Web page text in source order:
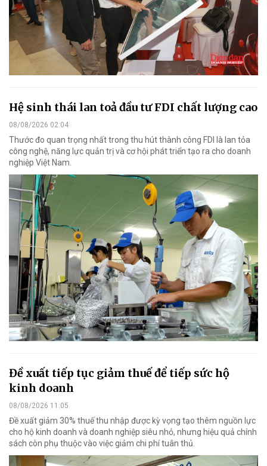
Hệ sinh thái lan toả đầu tư FDI chất lượng cao
08/08/2026 02:04
Thước đo quan trọng nhất trong thu hút thành công FDI là lan tỏa
công nghệ, năng lực quản trị và cơ hội phát triển tạo ra cho doanh
nghiệp Việt Nam.
Đề xuất tiếp tục giảm thuế để tiếp sức hộ
kinh doanh
08/08/2026 11:05
Đề xuất giảm 30% thuế thu nhập được kỳ vọng tạo thêm nguồn lực
cho hộ kinh doanh và doanh nghiệp siêu nhỏ, nhưng hiệu quả chính
sách còn phụ thuộc vào việc giảm chi phí tuân thủ.